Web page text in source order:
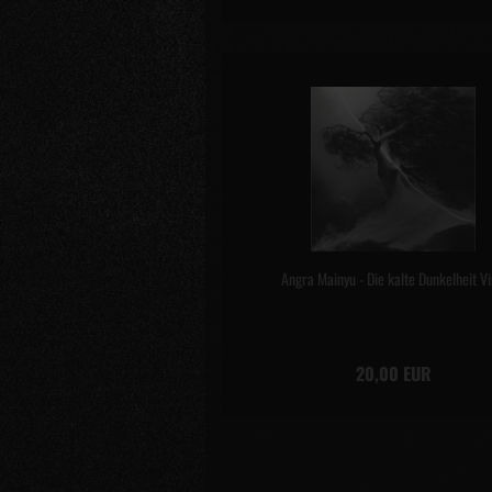
Angra Mainyu - Die kalte Dunkelheit
20,00 EUR